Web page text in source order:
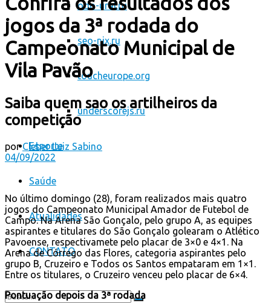
odo-ural.ru
seo-nix.ru
toucheurope.org
underscorejs.ru
Esporte
Saúde
Atualidades
CONTATO
jogos da 3ª rodada do
Campeonato Municipal de
Vila Pavão
Saiba quem sao os artilheiros da
competição
por Cleber Luiz Sabino
04/09/2022
No último domingo (28), foram realizados mais quatro
jogos do Campeonato Municipal Amador de Futebol de
Campo. Na Arena São Gonçalo, pelo grupo A, as equipes
aspirantes e titulares do São Gonçalo golearam o Atlético
Pavoense, respectivamete pelo placar de 3×0 e 4×1. Na
Arena de Córrego das Flores, categoria aspirantes pelo
grupo B, Cruzeiro e Todos os Santos empataram em 1×1.
Entre os titulares, o Cruzeiro venceu pelo placar de 6×4.
Pontuação depois da 3ª rodada